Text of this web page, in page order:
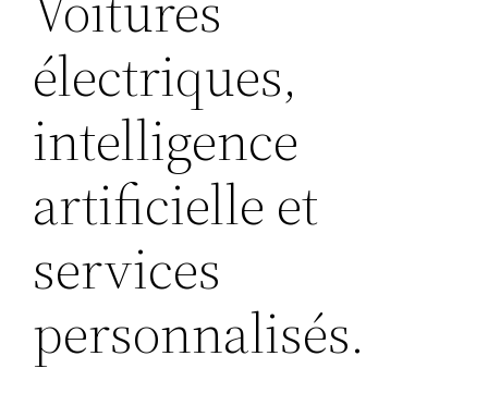
électriques,
intelligence
artificielle et
services
personnalisés.